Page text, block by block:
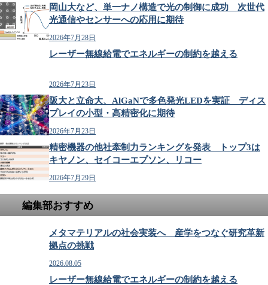
岡山大など、単一ナノ構造で光の制御に成功 次世代
光通信やセンサーへの応用に期待
2026年7月28日
レーザー無線給電でエネルギーの制約を越える
2026年7月23日
阪大と立命大、AlGaNで多色発光LEDを実証 ディス
プレイの小型・高精密化に期待
2026年7月23日
精密機器の他社牽制力ランキングを発表 トップ3は
キヤノン、セイコーエプソン、リコー
2026年7月29日
編集部おすすめ
メタマテリアルの社会実装へ 産学をつなぐ研究革新
拠点の挑戦
2026.08.05
レーザー無線給電でエネルギーの制約を越える